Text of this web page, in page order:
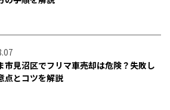
市見沼区でフリマ車売却は危険？失敗し
点とコツを解説